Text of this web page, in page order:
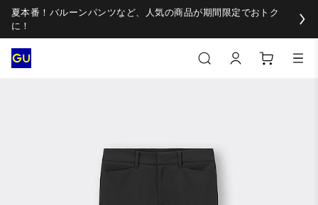
夏本番！バルーンパンツなど、人気の商品が期間限定でおトク
に！